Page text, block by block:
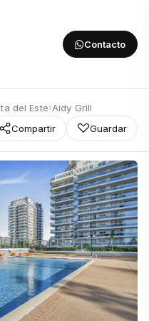
Contacto
del Este›Aidy Grill
Compartir
Guardar